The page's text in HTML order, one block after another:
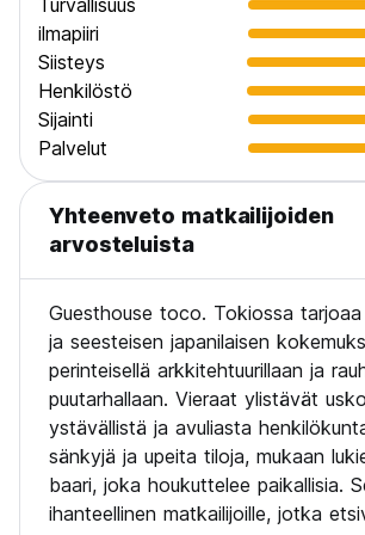
englanninkielisellä oikeinkirjoituksella
Kaikkien vieraiden tulee olla yli 7-
from original language)
Turvallisuus
ilmapiiri
Siisteys
Henkilöstö
Sijainti
Palvelut
Yhteenveto matkailijoiden
arvosteluista
Guesthouse toco. Tokiossa
ja seesteisen japanilaisen
perinteisellä arkkitehtuurillaan ja
puutarhallaan. Vieraat ylistävät
ystävällistä ja avuliasta
sänkyjä ja upeita tiloja, mukaan
baari, joka houkuttelee paikallisia.
ihanteellinen matkailijoille, jotka